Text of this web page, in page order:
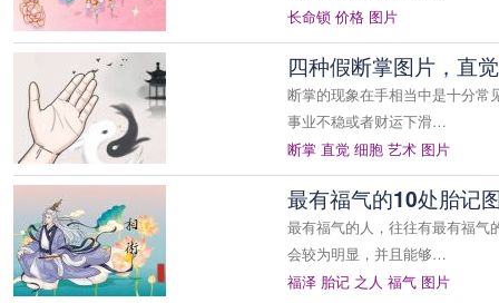
长命锁 价格 图片
四种假断掌图片，直
断掌的现象在手相当中是十分常
事业不稳或者财运下滑…
断掌 直觉 细胞 艺术 图片
最有福气的10处胎记
最有福气的人，往往有最有福气
会较为明显，并且能够…
福泽 胎记 之人 福气 图片